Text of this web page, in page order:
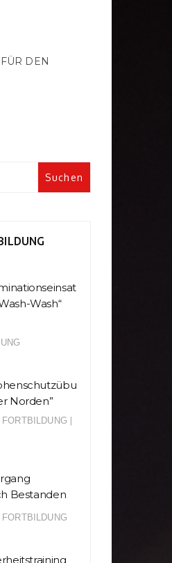
DEN
Wash“
Norden”
FORTBILDUNG |
Bestanden
FORTBILDUNG